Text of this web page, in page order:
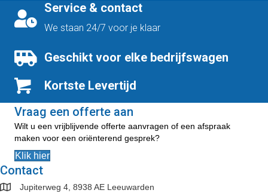
Service & contact
We staan 24/7 voor je klaar
Geschikt voor elke bedrijfswagen
Kortste Levertijd
Vraag een offerte aan
Wilt u een vrijblijvende offerte aanvragen of een afspraak
maken voor een oriënterend gesprek?
Klik hier
Contact
Jupiterweg 4, 8938 AE Leeuwarden